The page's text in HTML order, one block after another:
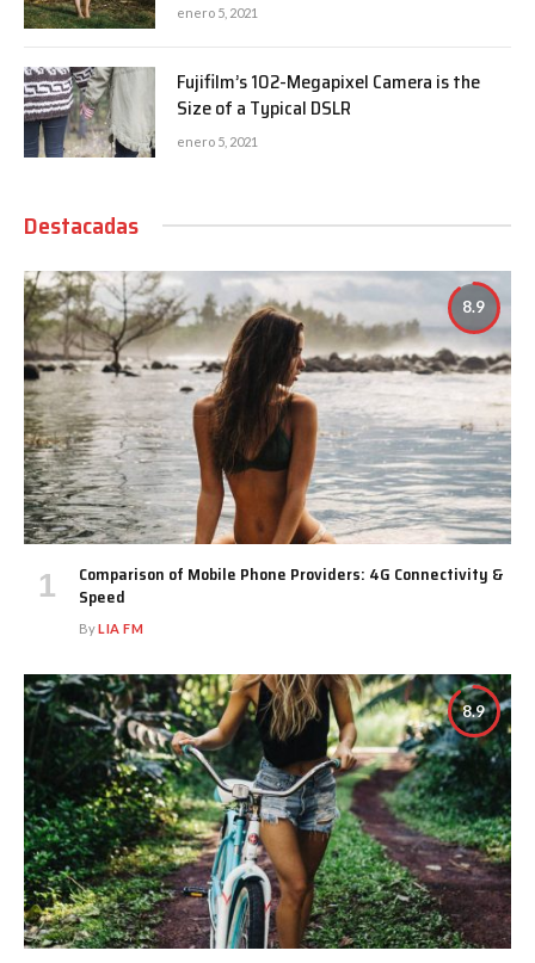
enero 5, 2021
Fujifilm’s 102-Megapixel Camera is the
Size of a Typical DSLR
enero 5, 2021
Destacadas
8.9
Comparison of Mobile Phone Providers: 4G Connectivity &
Speed
ByLIA FM
8.9